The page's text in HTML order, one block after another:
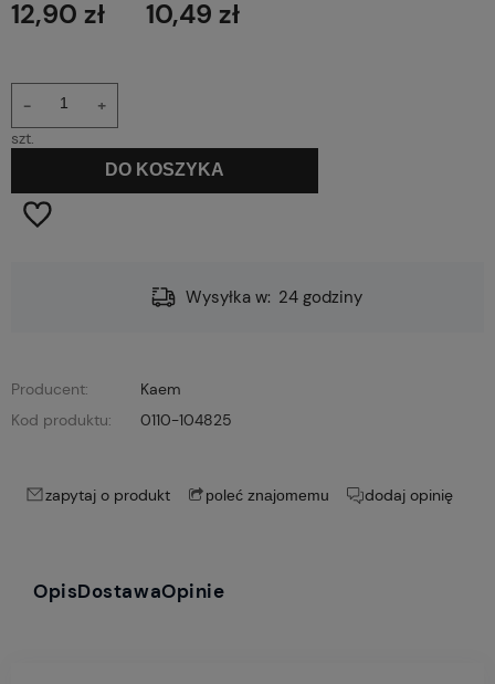
12,90 zł 10,49 zł
+
-
szt.
DO KOSZYKA
Wysyłka w: 24 godziny
Producent:
Kaem
Kod produktu:
0110-104825
zapytaj o produkt poleć znajomemu dodaj opinię
OpisDostawaOpinie